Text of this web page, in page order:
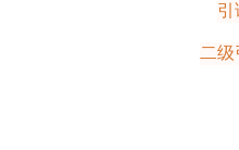
引
二